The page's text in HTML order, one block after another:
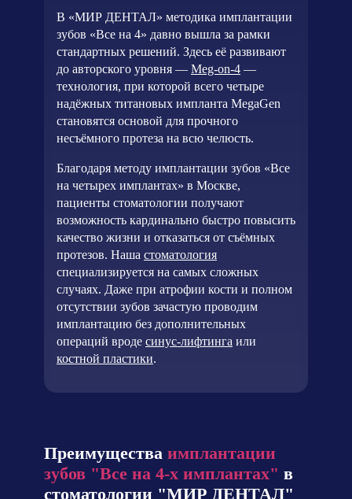
В «МИР ДЕНТАЛ» методика имплантации
зубов «Все на 4» давно вышла за рамки
стандартных решений. Здесь её развивают
до авторского уровня — Meg-on-4 —
технология, при которой всего четыре
надёжных титановых импланта MegaGen
становятся основой для прочного
несъёмного протеза на всю челюсть.
Благодаря методу имплантации зубов «Все
на четырех имплантах» в Москве,
пациенты стоматологии получают
возможность кардинально быстро повысить
качество жизни и отказаться от съёмных
протезов. Наша стоматология
специализируется на самых сложных
случаях. Даже при атрофии кости и полном
отсутствии зубов зачастую проводим
имплантацию без дополнительных
операций вроде синус-лифтинга или
костной пластики.
Преимущества имплантации
зубов "Все на 4-х имплантах" в
стоматологии "МИР ДЕНТАЛ"